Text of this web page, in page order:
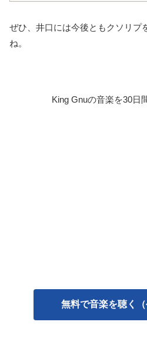
ぜひ、井口には今後ともクソリプ
ね。
King Gnuの音楽を30日
無料で音楽を聴く（